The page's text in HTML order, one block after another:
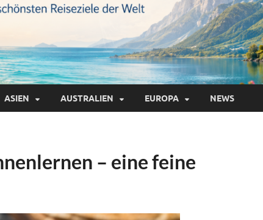
ASIEN AUSTRALIEN EUROPA NEWS
– eine feine